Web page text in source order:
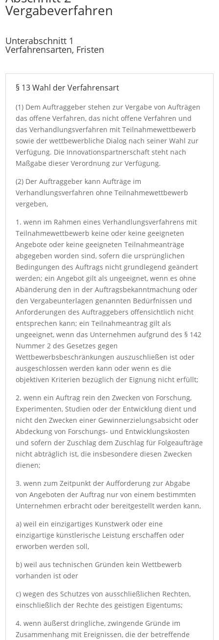
Vergabeverfahren
Unterabschnitt 1
Verfahrensarten, Fristen
§ 13 Wahl der Verfahrensart
(1) Dem Auftraggeber stehen zur Vergabe von Aufträgen
das offene Verfahren, das nicht offene Verfahren und
das Verhandlungsverfahren mit Teilnahmewettbewerb
sowie der wettbewerbliche Dialog nach seiner Wahl zur
Verfügung. Die Innovationspartnerschaft steht nach
Maßgabe dieser Verordnung zur Verfügung.
(2) Der Auftraggeber kann Aufträge im
Verhandlungsverfahren ohne Teilnahmewettbewerb
vergeben,
1. wenn im Rahmen eines Verhandlungsverfahrens mit
Teilnahmewettbewerb keine oder keine geeigneten
Angebote oder keine geeigneten Teilnahmeanträge
abgegeben worden sind, sofern die ursprünglichen
Bedingungen des Auftrags nicht grundlegend geändert
werden; ein Angebot gilt als ungeeignet, wenn es ohne
Abänderung den in der Auftragsbekanntmachung oder
den Vergabeunterlagen genannten Bedürfnissen und
Anforderungen des Auftraggebers offensichtlich nicht
entsprechen kann; ein Teilnahmeantrag gilt als
ungeeignet, wenn das Unternehmen aufgrund des § 142
Nummer 2 des Gesetzes gegen
Wettbewerbsbeschränkungen auszuschließen ist oder
ausgeschlossen werden kann oder wenn es die
objektiven Kriterien bezüglich der Eignung nicht erfüllt;
2. wenn ein Auftrag rein den Zwecken von Forschung,
Experimenten, Studien oder der Entwicklung dient und
nicht den Zwecken einer Gewinnerzielungsabsicht oder
Abdeckung von Forschungs- und Entwicklungskosten
und sofern der Zuschlag dem Zuschlag für Folgeaufträge
nicht abträglich ist, die insbesondere diesen Zwecken
dienen;
3. wenn zum Zeitpunkt der Aufforderung zur Abgabe
von Angeboten der Auftrag nur von einem bestimmten
Unternehmen erbracht oder bereitgestellt werden kann,
a) weil ein einzigartiges Kunstwerk oder eine
einzigartige künstlerische Leistung erschaffen oder
erworben werden soll,
b) weil aus technischen Gründen kein Wettbewerb
vorhanden ist oder
c) wegen des Schutzes von ausschließlichen Rechten,
einschließlich der Rechte des geistigen Eigentums;
4. wenn äußerst dringliche, zwingende Gründe im
Zusammenhang mit Ereignissen, die der betreffende